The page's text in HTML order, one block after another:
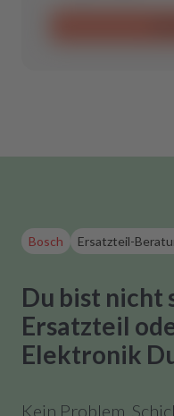
Bosch Ersatzteil-
Du bist nicht
Ersatzteil
Elektronik
Kein Problem.